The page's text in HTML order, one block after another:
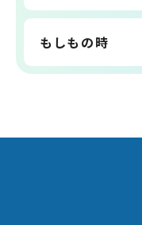
もしもの時